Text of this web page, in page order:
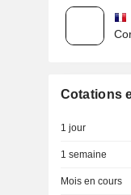
Cotations
1 jour
1 semaine
Mois en cours